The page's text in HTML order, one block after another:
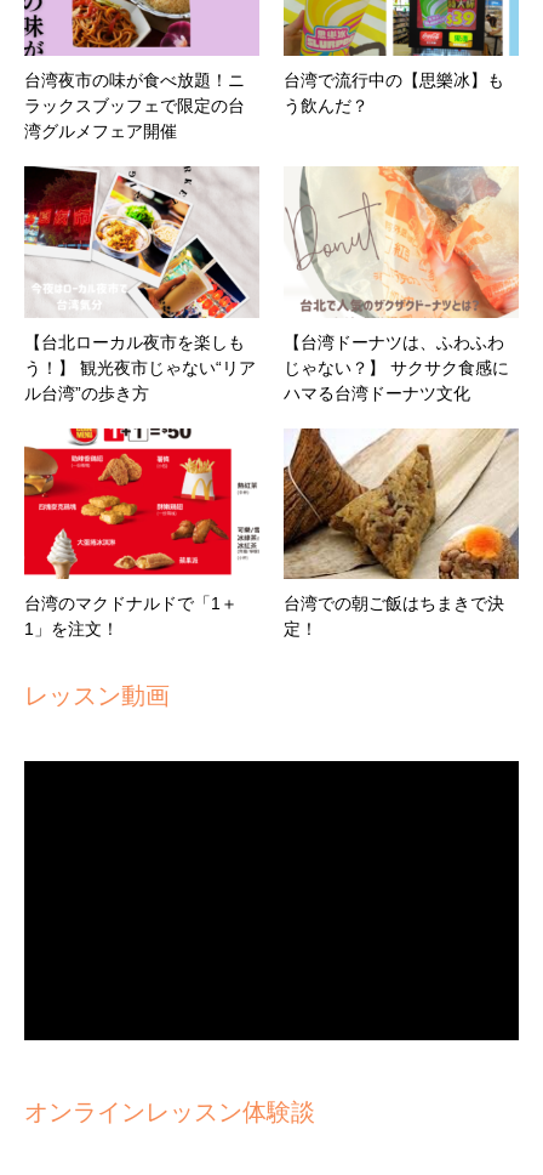
台湾夜市の味が食べ放題！ニ
ラックスブッフェで限定の台
湾グルメフェア開催
台湾で流行中の【思樂冰】も
う飲んだ？
【台北ローカル夜市を楽しも
う！】 観光夜市じゃない“リア
ル台湾”の歩き方
【台湾ドーナツは、ふわふわ
じゃない？】 サクサク食感に
ハマる台湾ドーナツ文化
台湾のマクドナルドで「1＋
1」を注文！
台湾での朝ご飯はちまきで決
定！
レッスン動画
オンラインレッスン体験談